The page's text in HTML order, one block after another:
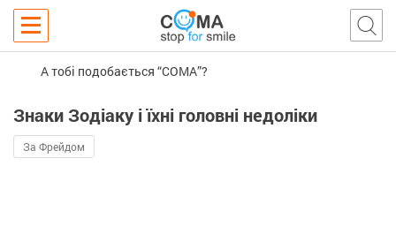
А тобі подобається “COMA”?
Знаки Зодіаку і їхні головні недоліки
За Фрейдом